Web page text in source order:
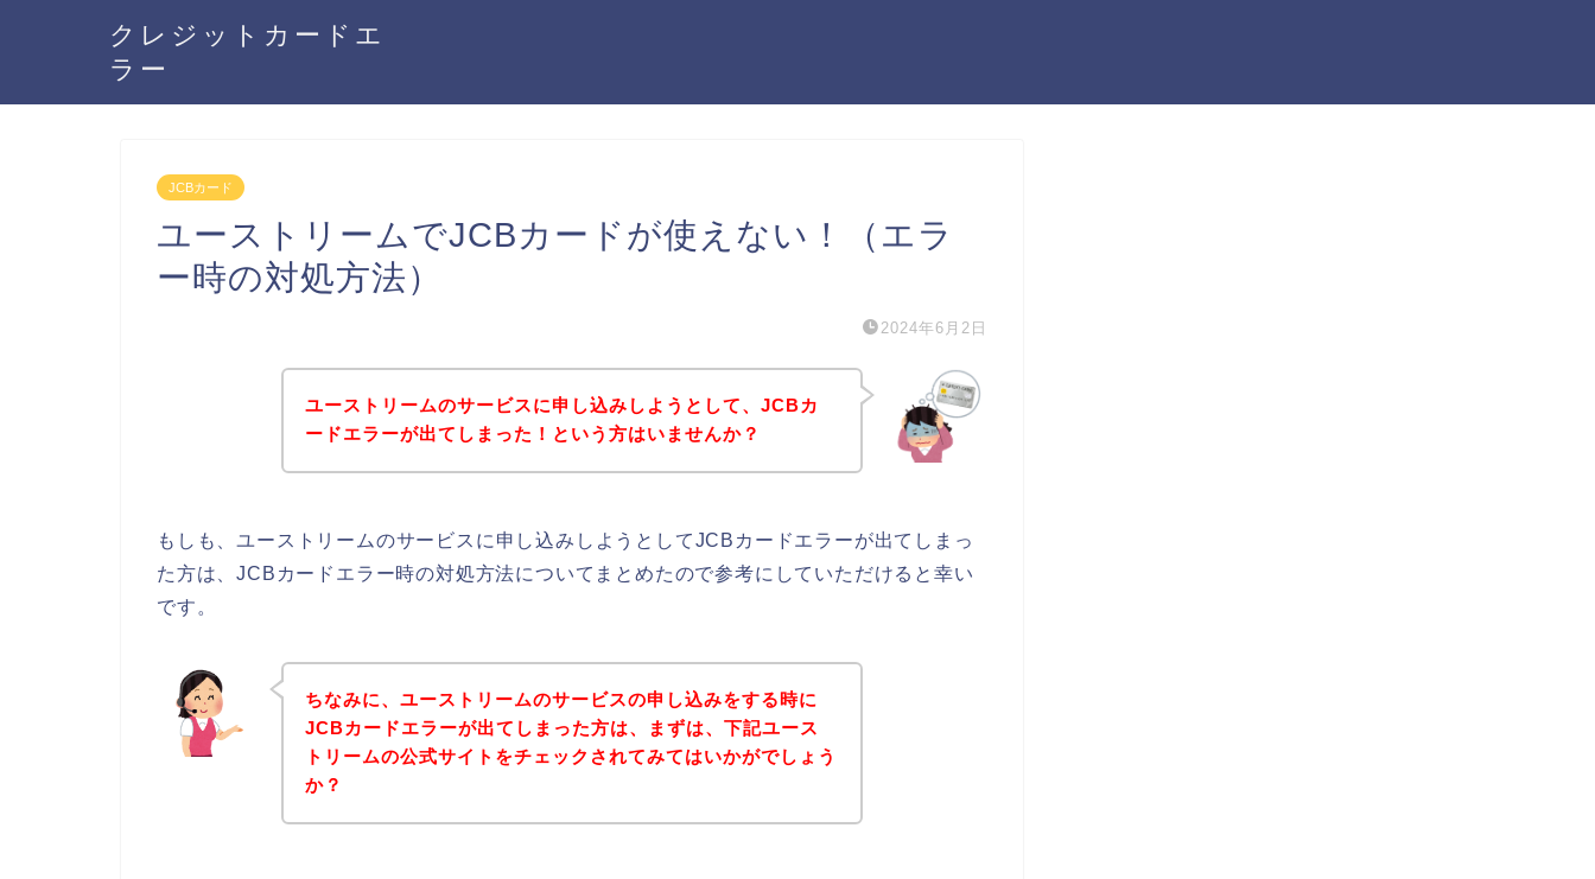
クレジットカードエ
ラー
JCBカード
ユーストリームでJCBカードが使えない！（エラ
ー時の対処方法）
2024年6月2日
ユーストリームのサービスに申し込みしようとして、JCBカ
ードエラーが出てしまった！という方はいませんか？
もしも、ユーストリームのサービスに申し込みしようとしてJCBカードエラーが出てしまっ
た方は、JCBカードエラー時の対処方法についてまとめたので参考にしていただけると幸い
です。
ちなみに、ユーストリームのサービスの申し込みをする時に
JCBカードエラーが出てしまった方は、まずは、下記ユース
トリームの公式サイトをチェックされてみてはいかがでしょう
か？